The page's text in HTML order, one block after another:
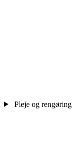
Pleje og rengøring